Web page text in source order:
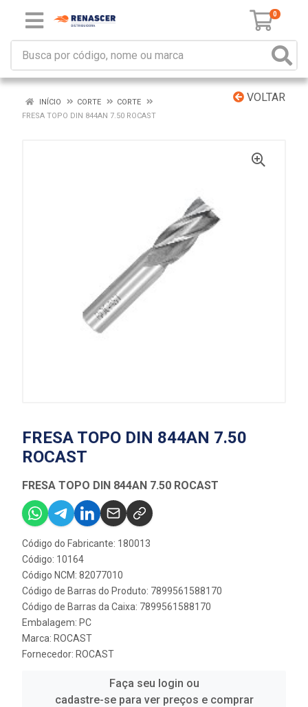
0
VOLTAR
INÍCIO CORTE
CORTE
FRESA TOPO DIN 844AN 7.50 ROCAST
FRESA TOPO DIN 844AN 7.50
ROCAST
FRESA TOPO DIN 844AN 7.50 ROCAST
Código do Fabricante: 180013
Código: 10164
Código NCM: 82077010
Código de Barras do Produto: 7899561588170
Código de Barras da Caixa: 7899561588170
Embalagem: PC
Marca: ROCAST
Fornecedor: ROCAST
Faça seu login ou
cadastre-se para ver preços e comprar